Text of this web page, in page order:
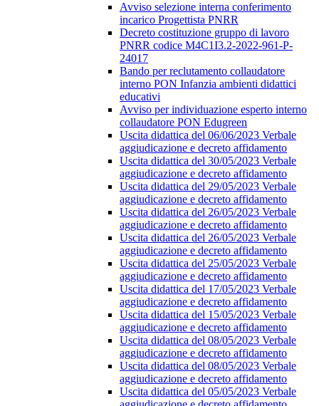
Avviso selezione interna conferimento
incarico Progettista PNRR
Decreto costituzione gruppo di lavoro
PNRR codice M4C1I3.2-2022-961-P-
24017
Bando per reclutamento collaudatore
interno PON Infanzia ambienti didattici
educativi
Avviso per individuazione esperto interno
collaudatore PON Edugreen
Uscita didattica del 06/06/2023 Verbale
aggiudicazione e decreto affidamento
Uscita didattica del 30/05/2023 Verbale
aggiudicazione e decreto affidamento
Uscita didattica del 29/05/2023 Verbale
aggiudicazione e decreto affidamento
Uscita didattica del 26/05/2023 Verbale
aggiudicazione e decreto affidamento
Uscita didattica del 26/05/2023 Verbale
aggiudicazione e decreto affidamento
Uscita didattica del 25/05/2023 Verbale
aggiudicazione e decreto affidamento
Uscita didattica del 17/05/2023 Verbale
aggiudicazione e decreto affidamento
Uscita didattica del 15/05/2023 Verbale
aggiudicazione e decreto affidamento
Uscita didattica del 08/05/2023 Verbale
aggiudicazione e decreto affidamento
Uscita didattica del 08/05/2023 Verbale
aggiudicazione e decreto affidamento
Uscita didattica del 05/05/2023 Verbale